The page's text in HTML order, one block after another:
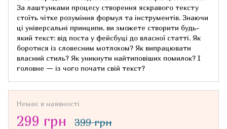
За лаштунками процесу створення яскравого тексту
стоїть чітке розуміння формул та інструментів. Знаючи
ці універсальні принципи, ви зможете створити будь-
який текст: від поста у фейсбуці до власної статті. Як
боротися із словесним мотлохом? Як випрацювати
власний стиль? Як уникнути найтиповіших помилок? І
головне — із чого почати свій текст?
Немає в наявності
299 грн 399 грн